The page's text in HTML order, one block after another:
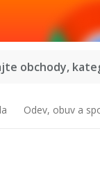
obchody,
Odev, obuv a